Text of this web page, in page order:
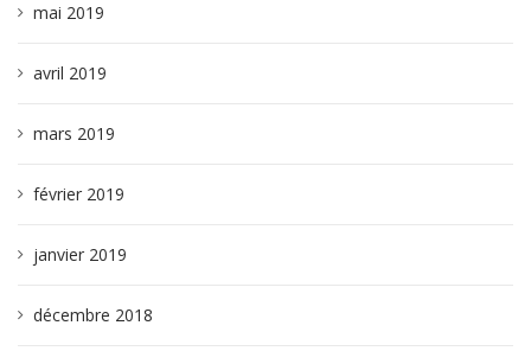
mai 2019
avril 2019
mars 2019
février 2019
janvier 2019
décembre 2018